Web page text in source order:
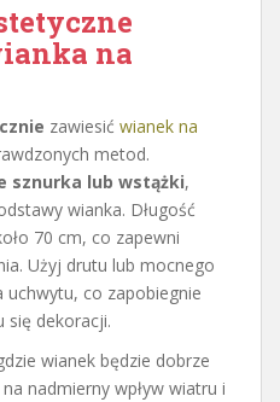
na
zawiesić wianek na
metod.
sznurka lub wstążki,
wianka. Długość
70 cm, co zapewni
Użyj drutu lub mocnego
co zapobiegnie
się dekoracji.
wianek będzie dobrze
nadmierny wpływ wiatru i